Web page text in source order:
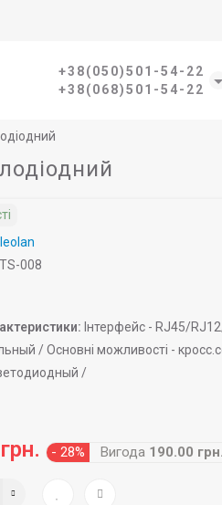
+38(050)501-54-22
+38(068)501-54-22
008
Інтерфейс - RJ45/
/Основні можливості -
/
- 28% Вигода 190.00 грн.